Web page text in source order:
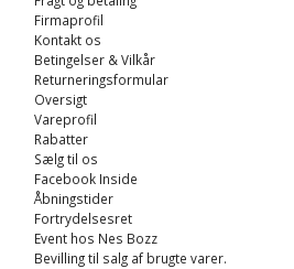
Firmaprofil
Kontakt os
Betingelser & Vilkår
Returneringsformular
Oversigt
Vareprofil
Rabatter
Sælg til os
Facebook Inside
Åbningstider
Fortrydelsesret
Event hos Nes Bozz
Bevilling til salg af brugte varer.